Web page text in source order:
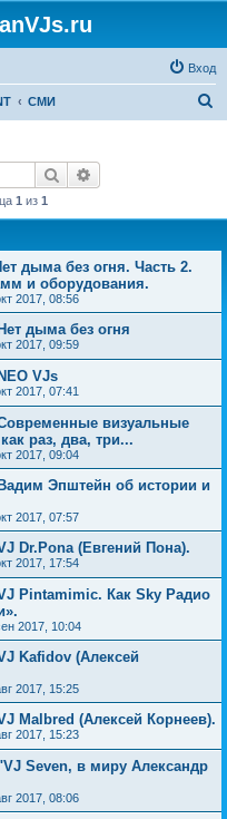
Вход
СМИ
Поиск
1 из 1
дыма без огня. Часть 2.
и оборудования.
2017, 08:56
дыма без огня
2017, 09:59
VJs
2017, 07:41
визуальные
раз, два, три...
2017, 09:04
Эпштейн об истории и
2017, 07:57
Dr.Pona (Евгений Пона).
2017, 17:54
Pintamimic. Как Sky Радио
2017, 10:04
Kafidov (Алексей
2017, 15:25
Malbred (Алексей Корнеев).
2017, 15:23
Seven, в миру Александр
2017, 08:06